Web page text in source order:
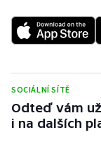
Sportovní
Stolní tenis
Triatlon
Veslování
SOCIÁLNÍ SÍTĚ
Odteď vám
i na dalších